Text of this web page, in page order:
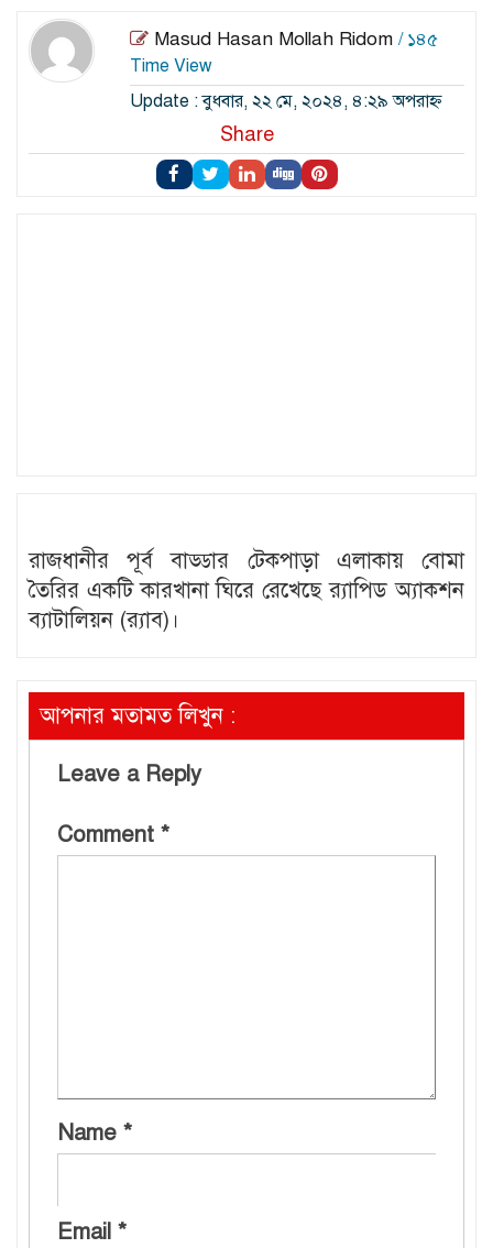
Masud Hasan Mollah Ridom / ১৪৫
Time View
Update : বুধবার, ২২ মে, ২০২৪, ৪:২৯ অপরাহ্ন
Share
রাজধানীর পূর্ব বাড্ডার টেকপাড়া এলাকায় বোমা
তৈরির একটি কারখানা ঘিরে রেখেছে র‌্যাপিড অ্যাকশন
ব্যাটালিয়ন (র‌্যাব)।
আপনার মতামত লিখুন :
Leave a Reply
Comment *
Name *
Email *